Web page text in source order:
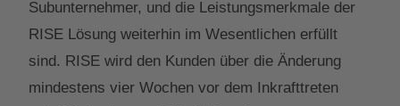
Subunternehmer, und die Leistungsmerkmale der
RISE Lösung weiterhin im Wesentlichen erfüllt
sind. RISE wird den Kunden über die Änderung
mindestens vier Wochen vor dem Inkrafttreten